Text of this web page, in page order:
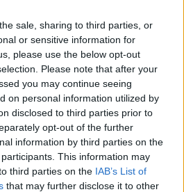
sale, sharing to third parties, or
or sensitive information for
please use the below opt-out
Please note that after your
you may continue seeing
on personal information utilized by
disclosed to third parties prior to
opt-out of the further
information by third parties on the
participants. This information may
third parties on the IAB’s List of
that may further disclose it to other
papoušků, zajistili
Celníci odhalili gang
překupníků chráněných druhů
papoušků působící v několika
krajích a zajistili asi stovku
ptáků. S odchytem a
zoo v Praze, Zlíně a Ostravě. V
nalezli dočasné útočiště. V
to oznámila mluvčí Celní správy ČR
se zabývá policie.